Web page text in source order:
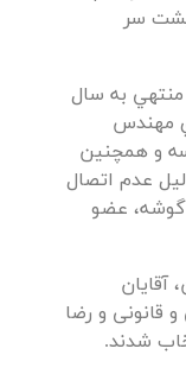
سر
منتهي به سال
توسط آقاي مهندس
و همچنين
عدم اتصال
گوشه، عضو
آقایان
قانونی و رضا
شدند.